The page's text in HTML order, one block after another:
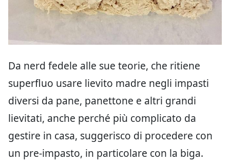
Da nerd fedele alle sue teorie, che ritiene
superfluo usare lievito madre negli impasti
diversi da pane, panettone e altri grandi
lievitati, anche perché più complicato da
gestire in casa, suggerisco di procedere con
un pre-impasto, in particolare con la biga.